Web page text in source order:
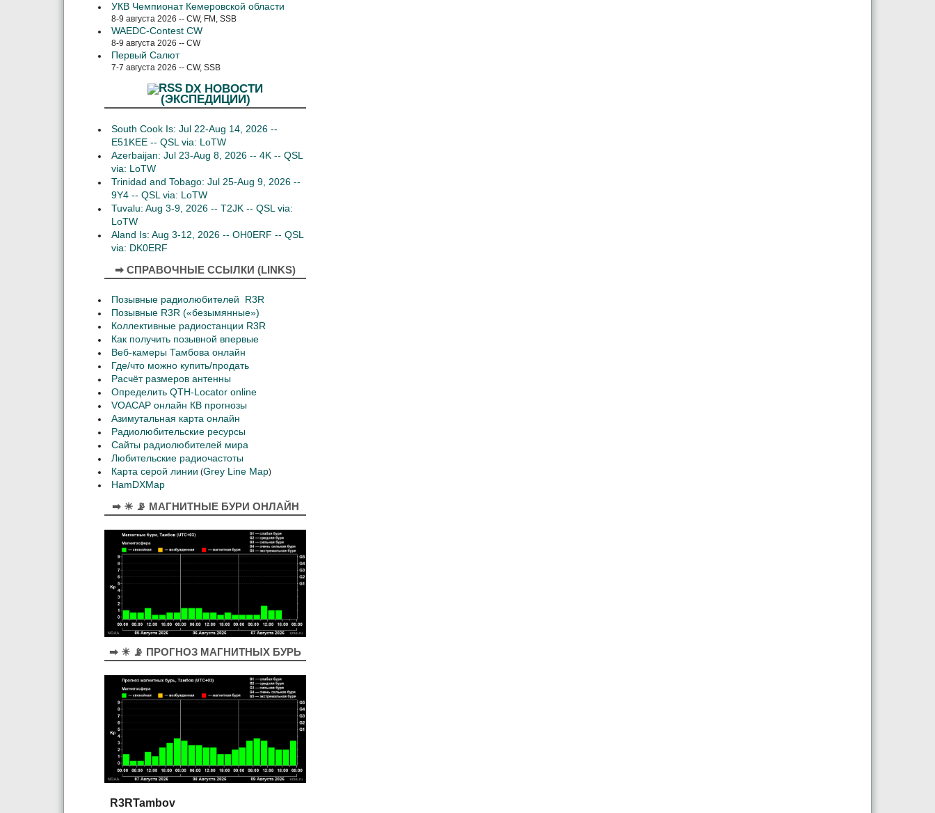
УКВ Чемпионат Кемеровской области
8-9 августа 2026 -- CW, FM, SSB
WAEDC-Contest CW
8-9 августа 2026 -- CW
Первый Салют
7-7 августа 2026 -- CW, SSB
DX НОВОСТИ
(ЭКСПЕДИЦИИ)
South Cook Is: Jul 22-Aug 14, 2026 --
E51KEE -- QSL via: LoTW
Azerbaijan: Jul 23-Aug 8, 2026 -- 4K -- QSL
via: LoTW
Trinidad and Tobago: Jul 25-Aug 9, 2026 --
9Y4 -- QSL via: LoTW
Tuvalu: Aug 3-9, 2026 -- T2JK -- QSL via:
LoTW
Aland Is: Aug 3-12, 2026 -- OH0ERF -- QSL
via: DK0ERF
➡ СПРАВОЧНЫЕ ССЫЛКИ (LINKS)
Позывные радиолюбителей R3R
Позывные R3R («безымянные»)
Коллективные радиостанции R3R
Как получить позывной впервые
Веб-камеры Тамбова онлайн
Где/что можно купить/продать
Расчёт размеров антенны
Определить QTH-Locator online
VOACAP онлайн КВ прогнозы
Азимутальная карта онлайн
Радиолюбительские ресурсы
Сайты радиолюбителей мира
Любительские радиочастоты
Карта серой линии (Grey Line Map)
HamDXMap
➡ ☀ 📡 МАГНИТНЫЕ БУРИ ОНЛАЙН
➡ ☀ 📡 ПРОГНОЗ МАГНИТНЫХ БУРЬ
R3RTambov